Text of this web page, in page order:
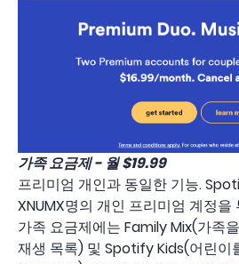
가족 요금제 - 월 $19.99
프리미엄 개인과 동일한 기능.
XNUMX명의 개인 프리미엄 계정
가족 요금제에는 Family Mix(가족
재생 목록) 및 Spotify Kids(어린이